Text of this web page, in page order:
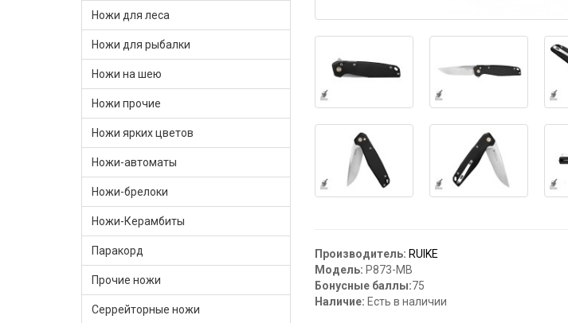
Ножи для леса
Ножи для рыбалки
Ножи на шею
Ножи прочие
Ножи ярких цветов
Ножи-автоматы
Ножи-брелоки
Ножи-Керамбиты
Паракорд
Прочие ножи
Серрейторные ножи
Производитель: RUIKE
Модель: P873-MB
Бонусные баллы:75
Наличие: Есть в наличии